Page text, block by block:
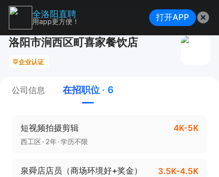
洛阳市涧西区町喜家餐饮店
企业认证
公司信息 在招职位 · 6
短视频拍摄剪辑 4K-5K
西工区 2年 学历不限
泉舜店店员（商场环境好+奖金） 3.5K-4.5K
全洛阳直聘
用app更方便！ 打开APP